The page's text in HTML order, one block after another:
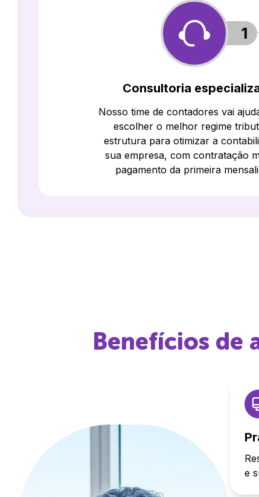
1
Consultoria
Nosso time de contadores vai
escolher o melhor regime
estrutura para otimizar a
sua empresa, com contratação
pagamento da primeira
Benefícios de
e